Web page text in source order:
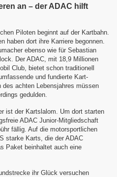
an – der ADAC hilft
Piloten beginnt auf der Kartbahn.
haben dort ihre Karriere begonnen.
ebenso wie für Sebastian
Der ADAC, mit 18,9 Millionen
Club, bietet schon traditionell
und fundierte Kart-
des achten
Lebensjahres müssen
gedulden.
ist der Kartslalom. Um dort starten
ADAC Junior-Mitgliedschaft
fällig. Auf die motorsportlichen
starke Karts, die der ADAC
Paket beinhaltet auch eine
ihr Glück versuchen